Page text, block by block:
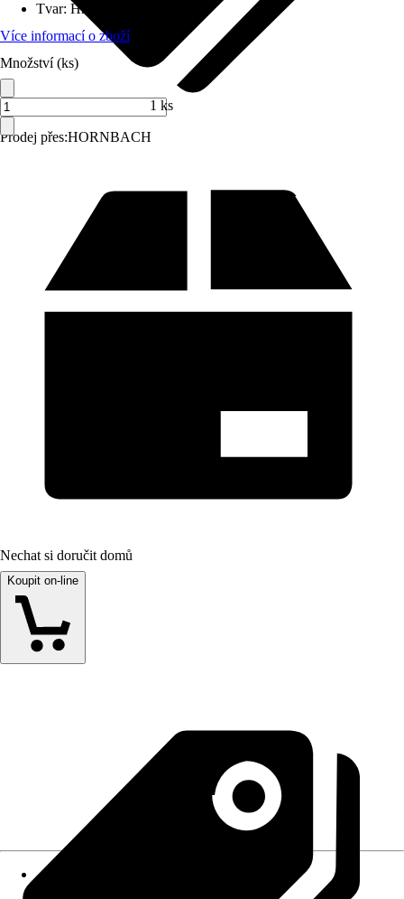
Prodej přes:HORNBACH
Tvar: Hranatý
Více informací o zboží
Množství (ks)
1 ks
Nechat si doručit domů
Koupit on-line